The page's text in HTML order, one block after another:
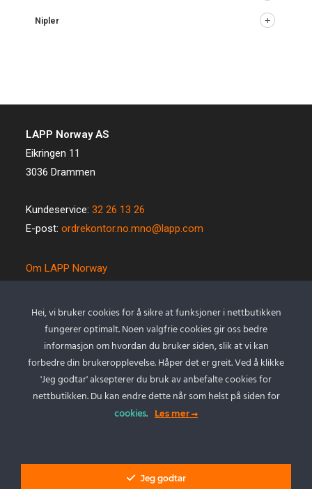
Nipler
LAPP Norway AS
Eikringen 11
3036 Drammen
Kundeservice:32 26 13 26
E-post:ordrekontor.no.mno@lapp.com
Om LAPP Norway
Kvalitet og miljø
Betingelser
Kontakt oss
Cookie policy
Personvernserklæring
Hei, vi bruker cookies for å sikre at funksjoner i nettbutikken
fungerer optimalt. Noen valgfrie cookies gir oss bedre
informasjon om hvordan du bruker siden, slik at vi kan
forbedre din brukeropplevelse. Håper det er greit. Ved å klikke
'Jeg godtar' aksepterer du bruk av anbefalte cookies for
nettbutikken. Du kan endre dette når som helst på siden for
cookies. Les mer
Jeg godtar